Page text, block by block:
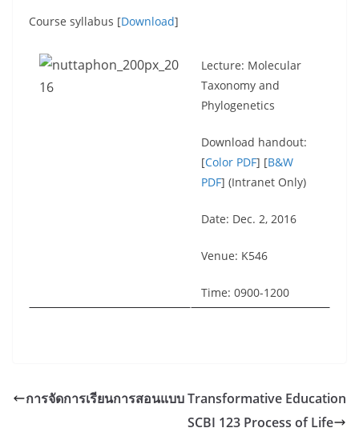
Course syllabus [Download]
Lecture: Molecular
Taxonomy and
Phylogenetics
Download handout:
[Color PDF] [B&W
PDF] (Intranet Only)
Date: Dec. 2, 2016
Venue: K546
Time: 0900-1200
การจัดการเรียนการสอนแบบ Transformative Education
SCBI 123 Process of Life